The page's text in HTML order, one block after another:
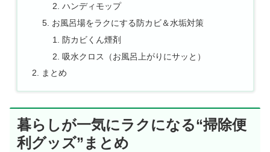
ハンディモップ
お風呂場をラクにする防カビ＆水垢対策
防カビくん煙剤
吸水クロス（お風呂上がりにサッと）
まとめ
暮らしが一気にラクになる“掃除便
利グッズ”まとめ